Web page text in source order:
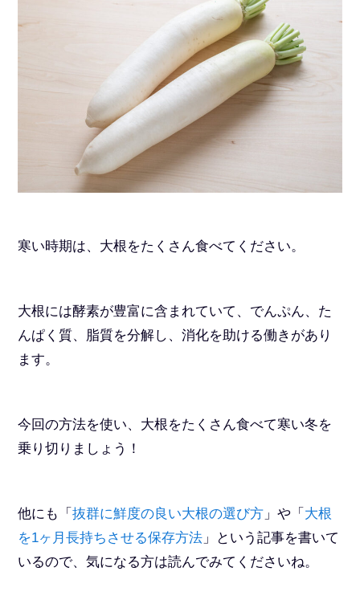
寒い時期は、大根をたくさん食べてください。
大根には酵素が豊富に含まれていて、でんぷん、た
んぱく質、脂質を分解し、消化を助ける働きがあり
ます。
今回の方法を使い、大根をたくさん食べて寒い冬を
乗り切りましょう！
他にも「抜群に鮮度の良い大根の選び方 」や「 大根
を1ヶ月長持ちさせる保存方法 」という記事を書いて
いるので、気になる方は読んでみてくださいね。